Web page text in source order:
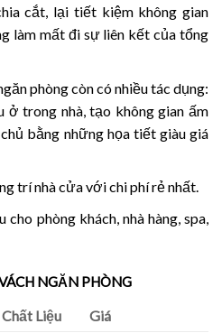
cắt, lại tiết kiệm không gian
làm mất đi sự liên kết của tổng
phòng còn có nhiều tác dụng:
ở trong nhà, tạo không gian ấm
bằng những họa tiết giàu giá
trí nhà cửa với chi phí rẻ nhất.
cho phòng khách, nhà hàng, spa,
NGĂN PHÒNG
Chất Liệu
Giá